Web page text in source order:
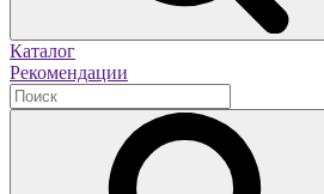
Каталог
Рекомендации